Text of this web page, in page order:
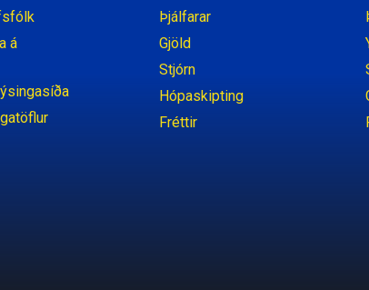
á
Þjálfarar
Gjöld
Stjórn
Hópaskipting
Fréttir